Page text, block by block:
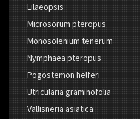
Lilaeopsis
Microsorum pteropus
Monosolenium tenerum
Nymphaea pteropus
Pogostemon helferi
Utricularia graminofolia
Vallisneria asiatica